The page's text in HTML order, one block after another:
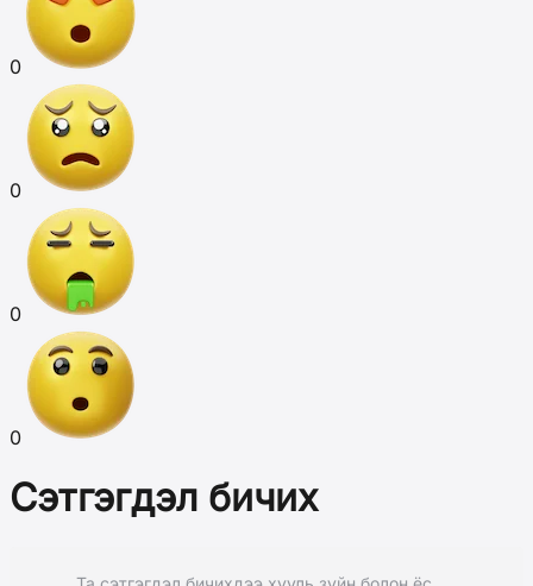
0
0
0
0
Сэтгэгдэл бичих